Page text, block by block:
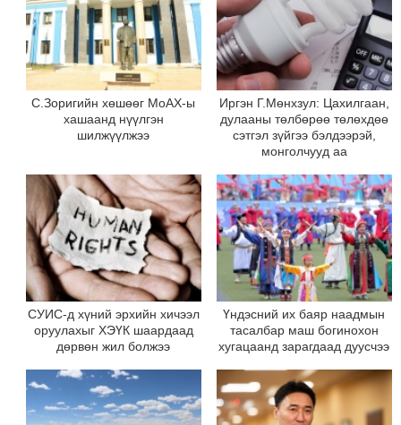
С.Зоригийн хөшөөг МоАХ-ы
хашаанд нүүлгэн
шилжүүлжээ
Иргэн Г.Мөнхзул: Цахилгаан,
дулааны төлбөрөө төлөхдөө
сэтгэл зүйгээ бэлдээрэй,
монголчууд аа
СУИС-д хүний эрхийн хичээл
оруулахыг ХЭҮК шаардаад
дөрвөн жил болжээ
Үндэсний их баяр наадмын
тасалбар маш богинохон
хугацаанд зарагдаад дуусчээ